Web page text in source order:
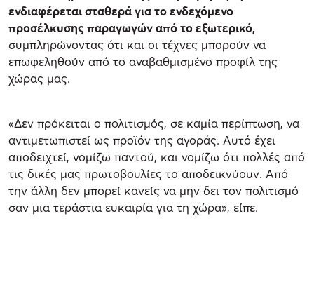
ενδιαφέρεται σταθερά για το ενδεχόμενο
προσέλκυσης παραγωγών από το εξωτερικό,
συμπληρώνοντας ότι και οι τέχνες μπορούν να
επωφεληθούν από το αναβαθμισμένο προφίλ της
χώρας μας.
«Δεν πρόκειται ο πολιτισμός, σε καμία περίπτωση, να
αντιμετωπιστεί ως προϊόν της αγοράς. Αυτό έχει
αποδειχτεί, νομίζω παντού, και νομίζω ότι πολλές από
τις δικές μας πρωτοβουλίες το αποδεικνύουν. Από
την άλλη δεν μπορεί κανείς να μην δει τον πολιτισμό
σαν μια τεράστια ευκαιρία για τη χώρα», είπε.